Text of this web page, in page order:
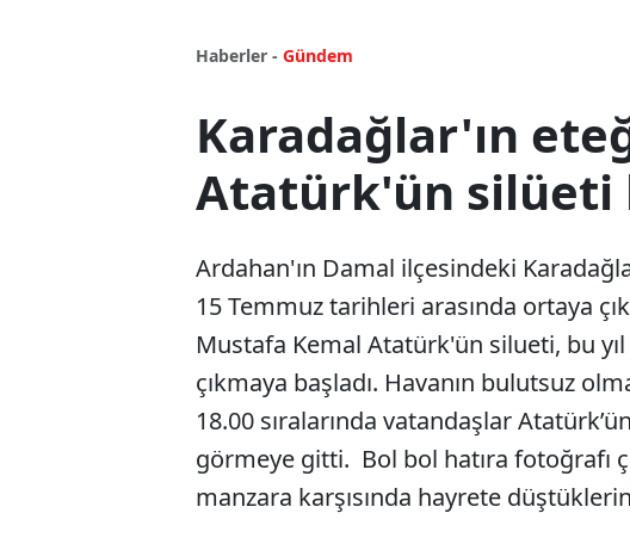
Haberler - Gündem
Karadağlar'ın
Atatürk'ün silüeti
Ardahan'ın Damal ilçesindeki
15 Temmuz tarihleri arasında ortaya
Mustafa Kemal Atatürk'ün silueti, bu yıl
çıkmaya başladı. Havanın bulutsuz
18.00 sıralarında vatandaşlar
görmeye gitti. Bol bol hatıra fotoğrafı
manzara karşısında hayrete